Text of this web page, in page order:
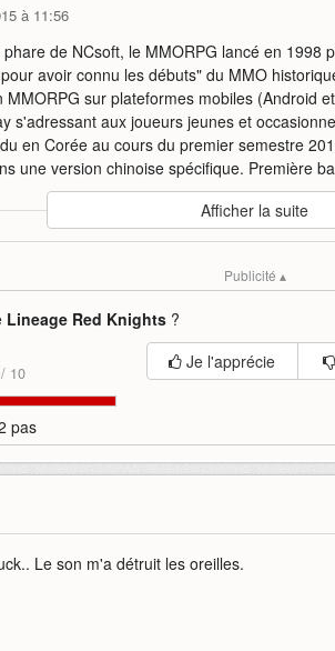
à 11:56
de NCsoft, le MMORPG lancé en 1998
avoir connu les débuts" du MMO
MMORPG sur plateformes mobiles (Android
s'adressant aux joueurs jeunes et
en Corée au cours du premier semestre
une version chinoise spécifique. Première
Afficher la suite
Publicité ▴
Lineage Red Knights ?
/ 10
pas
Je l'apprécie
Le son m'a détruit les oreilles.